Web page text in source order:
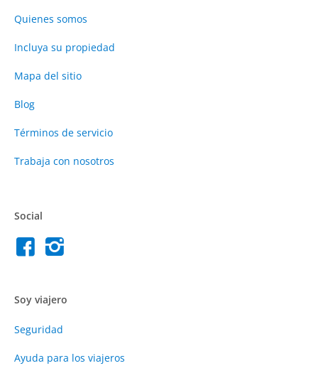
Quienes somos
Incluya su propiedad
Mapa del sitio
Blog
Términos de servicio
Trabaja con nosotros
Social
Soy viajero
Seguridad
Ayuda para los viajeros